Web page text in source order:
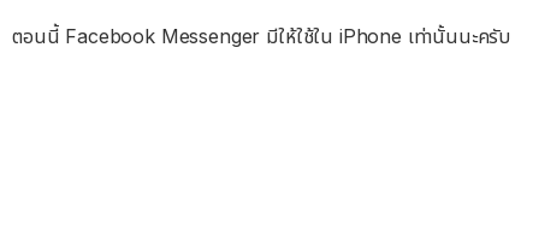
ตอนนี้ Facebook Messenger มีให้ใช้ใน iPhone เท่านั้นนะครับ